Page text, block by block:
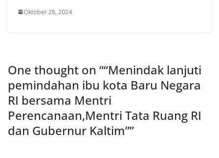
Oktober 28, 2024
One thought on ““Menindak lanjuti
pemindahan ibu kota Baru Negara
RI bersama Mentri
Perencanaan,Mentri Tata Ruang RI
dan Gubernur Kaltim””